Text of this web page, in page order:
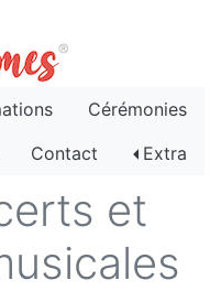
Cérémonies
Contact Extra
et